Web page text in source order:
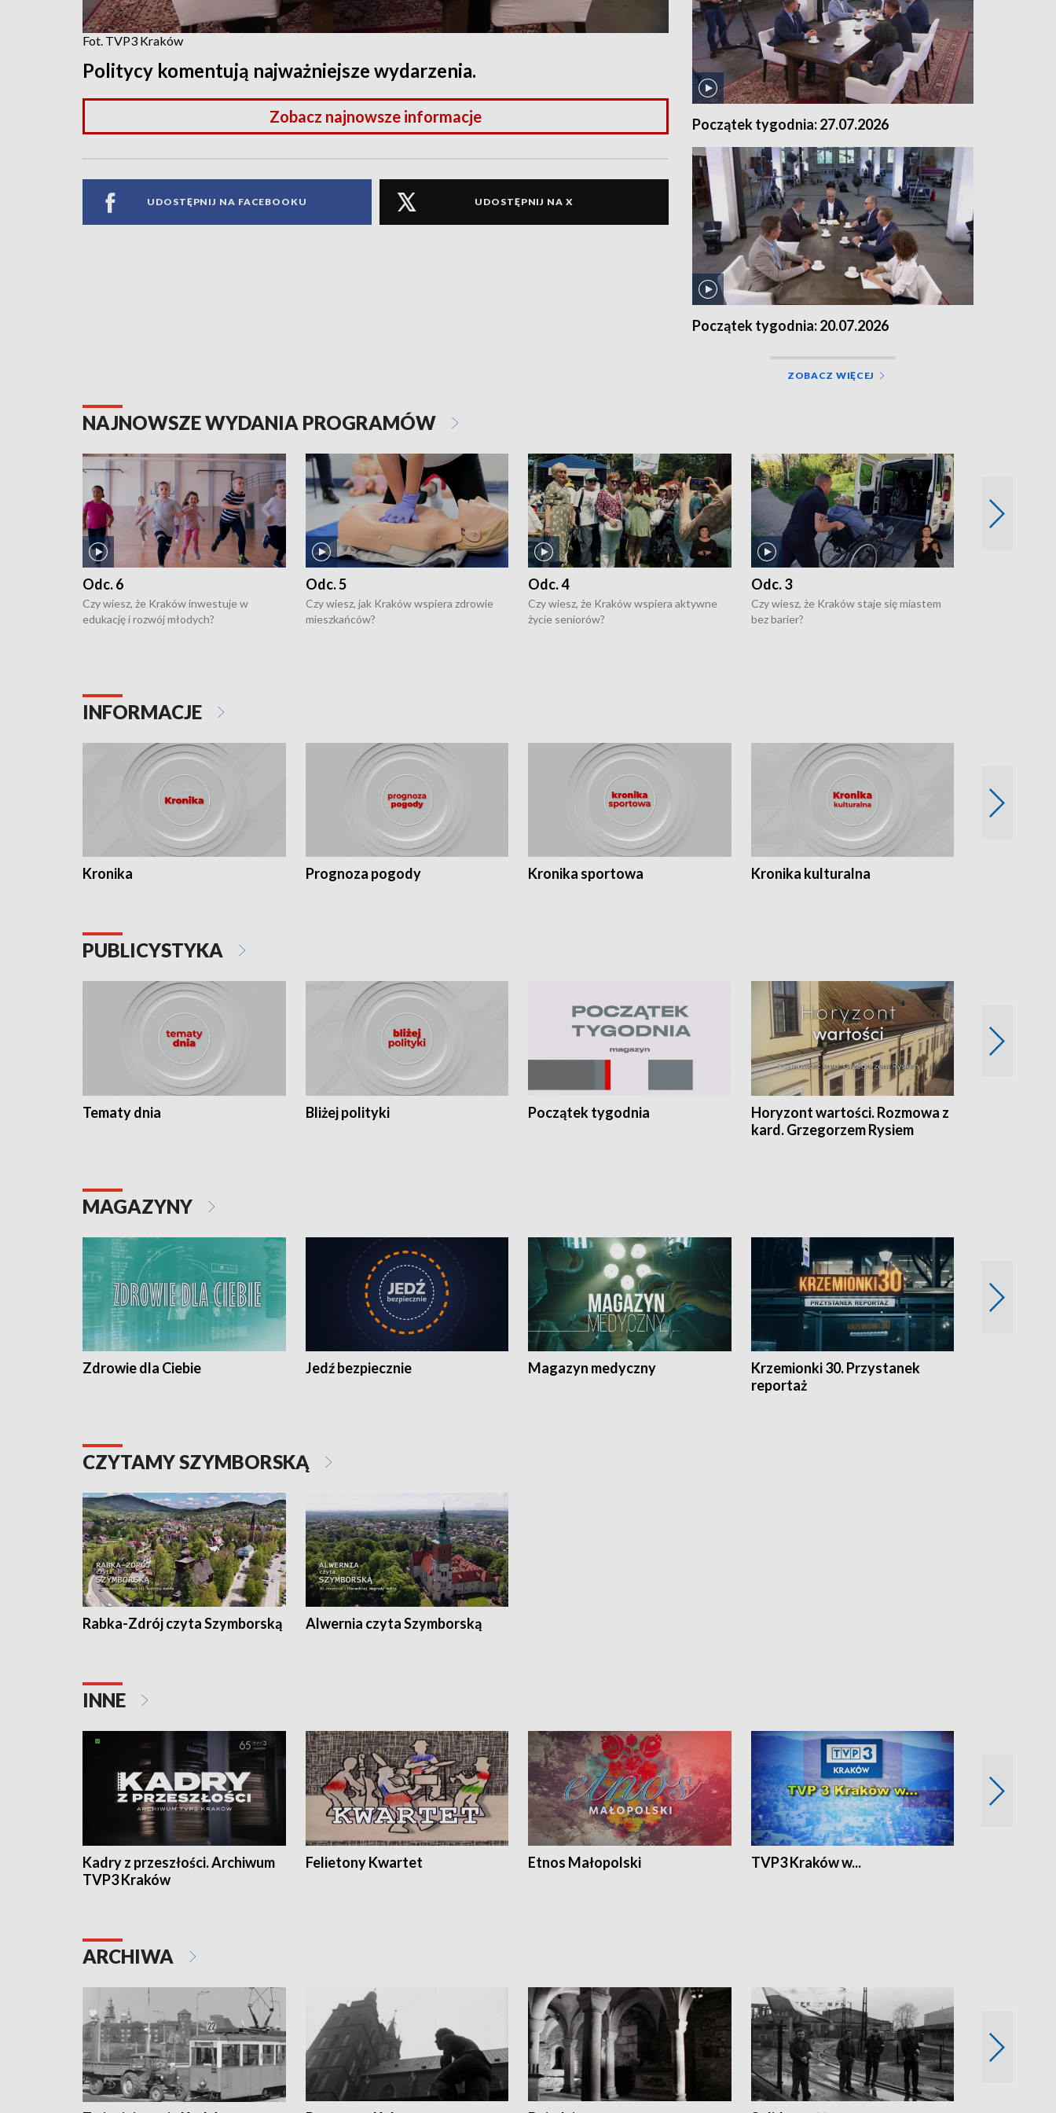
Fot. TVP3 Kraków
Politycy komentują najważniejsze wydarzenia.
Zobacz najnowsze informacje
UDOSTĘPNIJ NA FACEBOOKU UDOSTĘPNIJ NA X
Początek tygodnia: 27.07.2026
Początek tygodnia: 20.07.2026
ZOBACZ WIĘCEJ
NAJNOWSZE WYDANIA PROGRAMÓW
Odc. 6
Czy wiesz, że Kraków inwestuje w
edukację i rozwój młodych?
Odc. 5
Czy wiesz, jak Kraków wspiera zdrowie
mieszkańców?
Odc. 4
Czy wiesz, że Kraków wspiera aktywne
życie seniorów?
Odc. 3
Czy wiesz, że Kraków staje się miastem
bez barier?
INFORMACJE
Kronika Prognoza pogody Kronika sportowa Kronika kulturalna
PUBLICYSTYKA
Tematy dnia Bliżej polityki Początek tygodnia
Horyzont wartości. Rozmowa z
kard. Grzegorzem Rysiem
MAGAZYNY
Zdrowie dla Ciebie Jedź bezpiecznie Magazyn medyczny
Krzemionki 30. Przystanek
reportaż
CZYTAMY SZYMBORSKĄ
Rabka-Zdrój czyta Szymborską Alwernia czyta Szymborską
INNE
Kadry z przeszłości. Archiwum
TVP3 Kraków
Felietony Kwartet Etnos Małopolski TVP3 Kraków w...
ARCHIWA